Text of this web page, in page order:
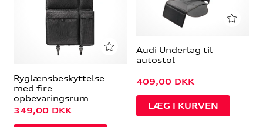
Ryglænsbeskyttelse
med fire
opbevaringsrum
349,00 DKK
Audi Underlag til
autostol
409,00 DKK